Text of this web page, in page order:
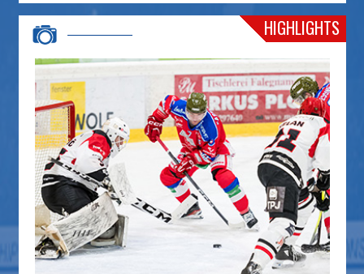
HIGHLIGHTS